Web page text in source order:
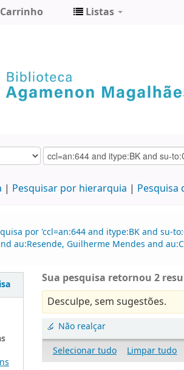
Carrinho Listas
Pesquisar por hierarquia Pesquisa
por 'ccl=an:644 and itype:BK and su-
au:Resende, Guilherme Mendes and
Sua pesquisa retornou 2
Desculpe, sem sugestões.
Não realçar
Selecionar tudo
Limpar tudo